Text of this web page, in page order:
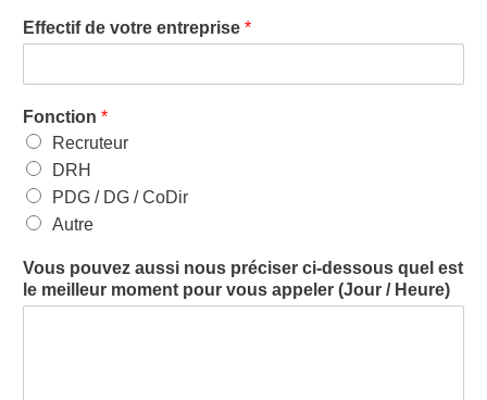
Effectif de votre entreprise *
Fonction *
Recruteur
DRH
PDG / DG / CoDir
Autre
Vous pouvez aussi nous préciser ci-dessous quel est
le meilleur moment pour vous appeler (Jour / Heure)